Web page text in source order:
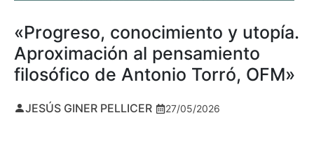
«Progreso, conocimiento y utopía.
Aproximación al pensamiento
filosófico de Antonio Torró, OFM»
JESÚS GINER PELLICER 27/05/2026